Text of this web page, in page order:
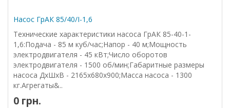
Насос ГрАК 85/40/I-1,6
Технические характеристики насоса ГрАК 85-40-1-
1,6:Подача - 85 м куб/час;Напор - 40 м;Мощность
электродвигателя - 45 кВт;Число оборотов
электродвигателя - 1500 об/мин;Габаритные размеры
насоса ДхШхВ - 2165х680х900;Масса насоса - 1300
кг.Агрегаты&..
0 грн.